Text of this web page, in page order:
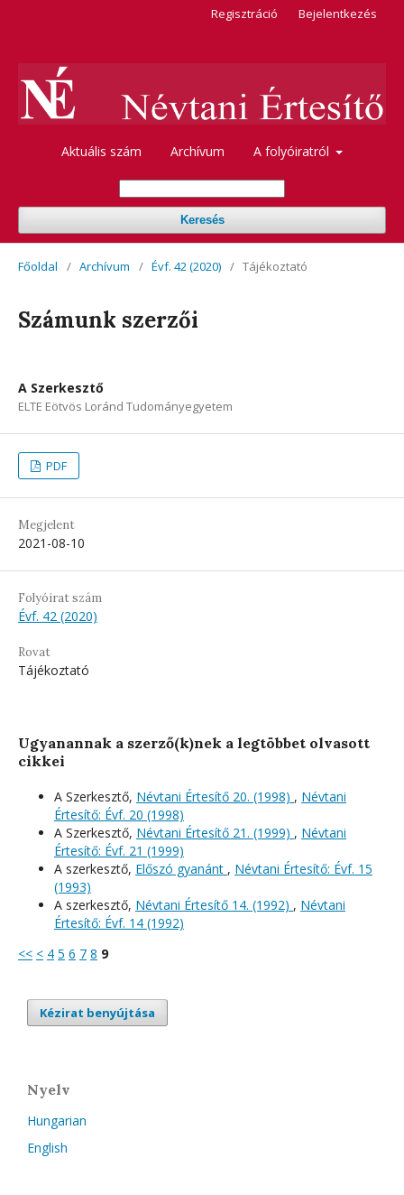
Aktuális szám Archívum A folyóiratról
Keresés
Regisztráció Bejelentkezés
Főoldal / Archívum / Évf. 42 (2020) / Tájékoztató
Számunk szerzői
A Szerkesztő
ELTE Eötvös Loránd Tudományegyetem
PDF
Megjelent
2021-08-10
Folyóirat szám
Évf. 42 (2020)
Rovat
Tájékoztató
Ugyanannak a szerző(k)nek a legtöbbet olvasott
cikkei
A Szerkesztő, Névtani Értesítő 20. (1998) , Névtani
Értesítő: Évf. 20 (1998)
A Szerkesztő, Névtani Értesítő 21. (1999) , Névtani
Értesítő: Évf. 21 (1999)
A szerkesztő, Előszó gyanánt , Névtani Értesítő: Évf. 15
(1993)
A szerkesztő, Névtani Értesítő 14. (1992) , Névtani
Értesítő: Évf. 14 (1992)
<< < 4 5 6 7 8 9
Kézirat benyújtása
Nyelv
Hungarian
English